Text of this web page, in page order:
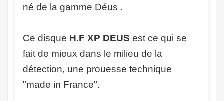
né de la gamme Déus .
Ce disque H.F XP DEUS est ce qui se
fait de mieux dans le milieu de la
détection, une prouesse technique
"made in France".